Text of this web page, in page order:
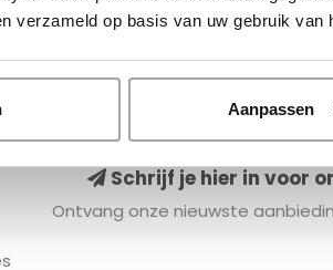
verzameld op basis van uw gebruik van
Aanpassen
Schrijf je hier in voor
Ontvang onze nieuwste